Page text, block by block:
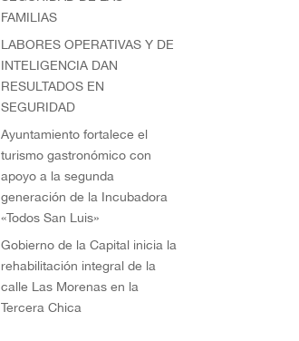
FAMILIAS
⁠LABORES OPERATIVAS Y DE
INTELIGENCIA DAN
RESULTADOS EN
SEGURIDAD
Ayuntamiento fortalece el
turismo gastronómico con
apoyo a la segunda
generación de la Incubadora
«Todos San Luis»
Gobierno de la Capital inicia la
rehabilitación integral de la
calle Las Morenas en la
Tercera Chica